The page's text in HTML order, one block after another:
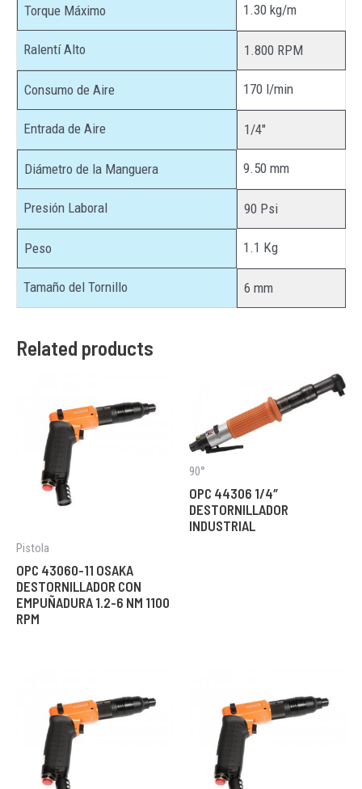
Torque Máximo 1.30 kg/m
Ralentí Alto 1.800 RPM
Consumo de Aire 170 l/min
Entrada de Aire 1/4″
Diámetro de la Manguera 9.50 mm
Presión Laboral 90 Psi
Peso 1.1 Kg
Tamaño del Tornillo 6 mm
Related products
Pistola
OPC 43060-11 OSAKA
DESTORNILLADOR CON
EMPUÑADURA 1.2-6 NM 1100
RPM
90°
OPC 44306 1/4″
DESTORNILLADOR
INDUSTRIAL